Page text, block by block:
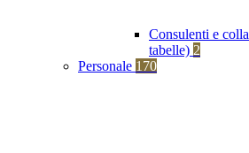
Consulenti e
tabelle) 2
Personale 170